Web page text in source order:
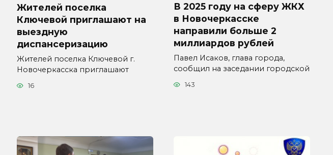
Жителей поселка
Ключевой приглашают на
выездную
диспансеризацию
Жителей поселка Ключевой г.
Новочеркасска приглашают
16
В 2025 году на сферу ЖКХ
в Новочеркасске
направили больше 2
миллиардов рублей
Павел Исаков, глава города,
сообщил на заседании городской
143